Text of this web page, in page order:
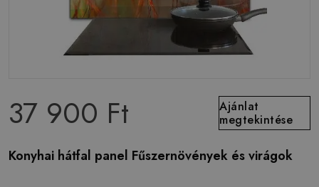
37 900 Ft
Ajánlat
megtekintése
Konyhai hátfal panel Fűszernövények és virágok